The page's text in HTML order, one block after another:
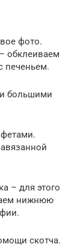
фото.
обклеиваем
печеньем.
большими
– для этого
нижнюю
скотча.